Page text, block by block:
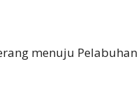
menuju Pelabuhan